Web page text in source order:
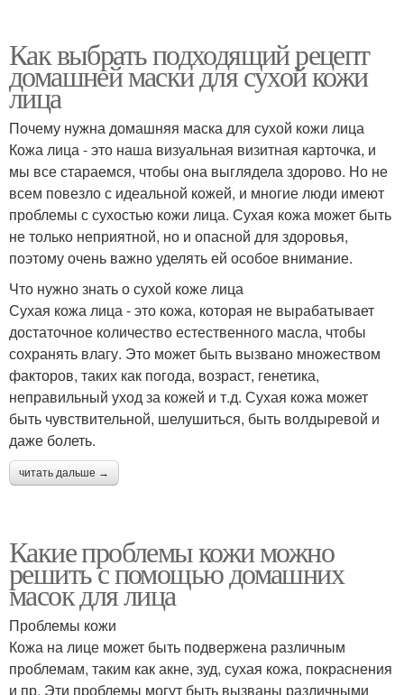
Как выбрать подходящий рецепт
домашней маски для сухой кожи
лица
Почему нужна домашняя маска для сухой кожи лица
Кожа лица - это наша визуальная визитная карточка, и
мы все стараемся, чтобы она выглядела здорово. Но не
всем повезло с идеальной кожей, и многие люди имеют
проблемы с сухостью кожи лица. Сухая кожа может быть
не только неприятной, но и опасной для здоровья,
поэтому очень важно уделять ей особое внимание.
Что нужно знать о сухой коже лица
Сухая кожа лица - это кожа, которая не вырабатывает
достаточное количество естественного масла, чтобы
сохранять влагу. Это может быть вызвано множеством
факторов, таких как погода, возраст, генетика,
неправильный уход за кожей и т.д. Сухая кожа может
быть чувствительной, шелушиться, быть волдыревой и
даже болеть.
читать дальше →
Какие проблемы кожи можно
решить с помощью домашних
масок для лица
Проблемы кожи
Кожа на лице может быть подвержена различным
проблемам, таким как акне, зуд, сухая кожа, покраснения
и пр. Эти проблемы могут быть вызваны различными